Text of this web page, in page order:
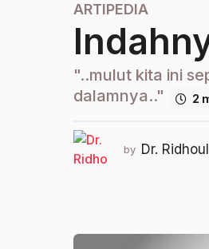
8
t
h
n
g
o
h
ARTIPEDIA
"..mulut kita ini
dalamnya.."
2
by Dr.